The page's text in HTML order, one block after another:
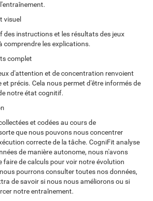
visuel
des instructions et les résultats des jeux
comprendre les explications.
complet
d'attention et de concentration renvoient
et précis. Cela nous permet d'être informés de
notre état cognitif.
et codées au cours de
que nous pouvons nous concentrer
correcte de la tâche. CogniFit analyse
de manière autonome, nous n'avons
faire de calculs pour voir notre évolution
pourrons consulter toutes nos données,
de savoir si nous nous améliorons ou si
notre entraînement.